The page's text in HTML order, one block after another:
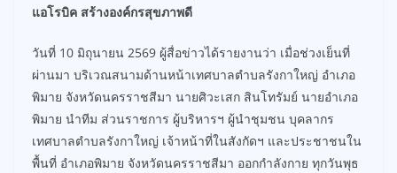
แอโรบิค สร้างองค์กรสุขภาพดี
วันที่ 10 มิถุนายน 2569 ผู้สื่อข่าวได้รายงานว่า เมื่อช่วงเย็นที่
ผ่านมา บริเวณสนามด้านหน้าเทศบาลตำบลรังกาใหญ่ อำเภอ
พิมาย จังหวัดนครราชสีมา นายศิวะเสก สินโทรัมย์ นายอำเภอ
พิมาย นำทีม ส่วนราชการ ผู้บริหารฯ ผู้นำชุมชน บุคลากร
เทศบาลตำบลรังกาใหญ่ เจ้าหน้าที่ในสังกัดฯ และประชาชนใน
พื้นที่ อำเภอพิมาย จังหวัดนครราชสีมา ออกกำลังกาย ทุกวันพุธ